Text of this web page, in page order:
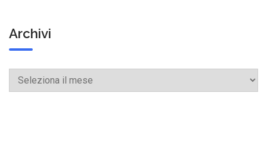
Archivi
Archivi